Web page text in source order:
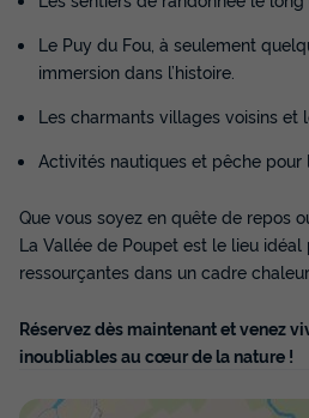
Voir les
MOBILHOME 4 personnes
Annulation gratuite
Neuf
Le Puy du Fou, à seulement
immersion dans l’histoire.
Les charmants villages voisins et
Activités nautiques et pêche pour
Que vous soyez en quête de repos
La Vallée de Poupet est le lieu
ressourçantes dans un cadre
Réservez dès maintenant et venez
inoubliables au cœur de la nature !